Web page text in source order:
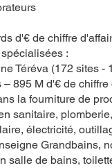
d'€ de chiffre
:
Téréva (172 sites -
895 M d'€ de chiffre
la fourniture de
sanitaire,
électricité,
Grandbains,
salle de bains,